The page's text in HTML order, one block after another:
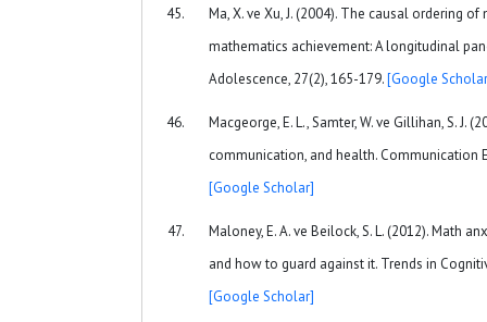
Ma, X. ve Xu, J. (2004). The causal ordering
mathematics achievement: A longitudinal
Adolescence, 27(2), 165-179.[Google
Macgeorge, E. L., Samter, W. ve Gillihan, S. J.
communication, and health. Communication
[Google Scholar]
Maloney, E. A. ve Beilock, S. L. (2012). Math
and how to guard against it. Trends in
[Google Scholar]